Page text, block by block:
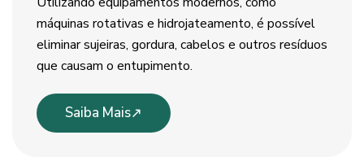
máquinas rotativas e hidrojateamento, é possível
eliminar sujeiras, gordura, cabelos e outros resíduos
que causam o entupimento.
Saiba Mais